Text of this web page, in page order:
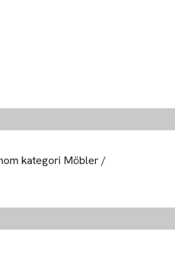
kategori Möbler /